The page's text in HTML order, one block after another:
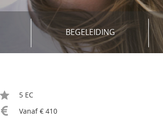
BEGELEIDING
5 EC
Vanaf € 410